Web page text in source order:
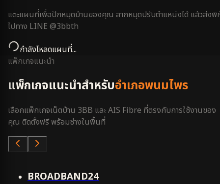
แตะแผนที่เพื่อปักหมุดบ้านของคุณ ลากหมุดปรับตำแหน่งได้ แล้วส่งพิ
ไปทาง LINE @3bbth
กำลังโหลดแผนที่...
แพ็กเกจแนะนำ
แพ็กเกจแนะนำสำหรับอำเภอพนมไพร
เลือกแพ็กเกจเน็ตบ้าน 3BB และ AIS Fibre ที่ตรงกับการใช้งานของ
คุณ ติดตั้งฟรี พร้อมช่างในพื้นที่
BROADBAND24